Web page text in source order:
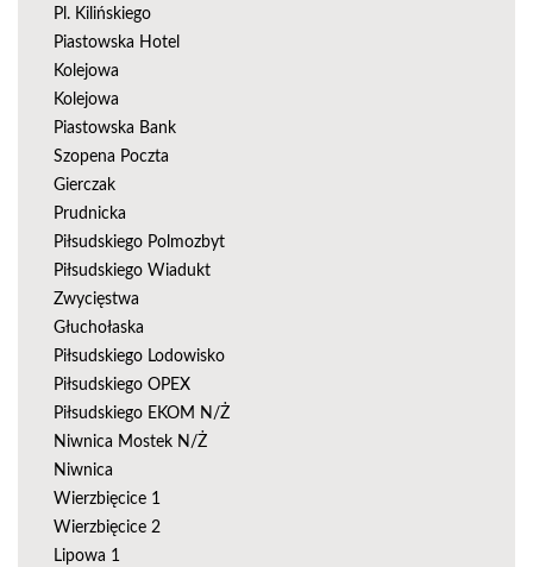
Pl. Kilińskiego
Piastowska Hotel
Kolejowa
Kolejowa
Piastowska Bank
Szopena Poczta
Gierczak
Prudnicka
Piłsudskiego Polmozbyt
Piłsudskiego Wiadukt
Zwycięstwa
Głuchołaska
Piłsudskiego Lodowisko
Piłsudskiego OPEX
Piłsudskiego EKOM N/Ż
Niwnica Mostek N/Ż
Niwnica
Wierzbięcice 1
Wierzbięcice 2
Lipowa 1